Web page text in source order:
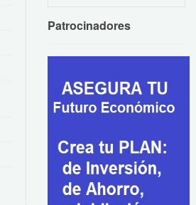
Patrocinadores